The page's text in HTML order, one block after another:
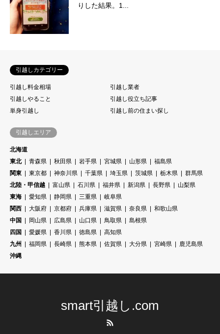
りした結果。1...
引越しカテゴリー
引越し料金相場
引越し業者
引越しやること
引越し役立ち記事
単身引越し
引越し前の住まい探し
引越しエリア
北海道
東北
青森県 秋田県 岩手県 宮城県 山形県
福島県
関東
東京都 神奈川県 千葉県 埼玉県 茨城県 栃木県
群馬県
北陸・甲信越
富山県 石川県 福井県 新潟県 長野県
山梨県
東海
愛知県 静岡県 三重県
岐阜県
関西
大阪府 京都府 兵庫県 滋賀県 奈良県
和歌山県
中国
岡山県 広島県 山口県 鳥取県
島根県
四国
愛媛県 香川県 徳島県
高知県
九州
福岡県 長崎県 熊本県 佐賀県 大分県 宮崎県
鹿児島県
沖縄
smart引越し.com